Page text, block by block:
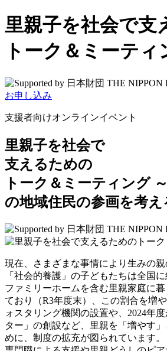
里親子を社会で支
トーク＆ミーティ
お申し込み
支援者向けオンラインイベント
里親子を社会で
支えるための
トーク＆ミーティング
の地域住民の参画を考え
現在、さまざまな事情により生みの
「社会的養護」の子どもたちは全国
ファミリーホームを含む里親家庭に
ており（R3年度末）、この割合を増
ォスタリング機関の設置や、2024年
ター」の創設など、里親を「増やす
めに、制度の拡充が図られています。